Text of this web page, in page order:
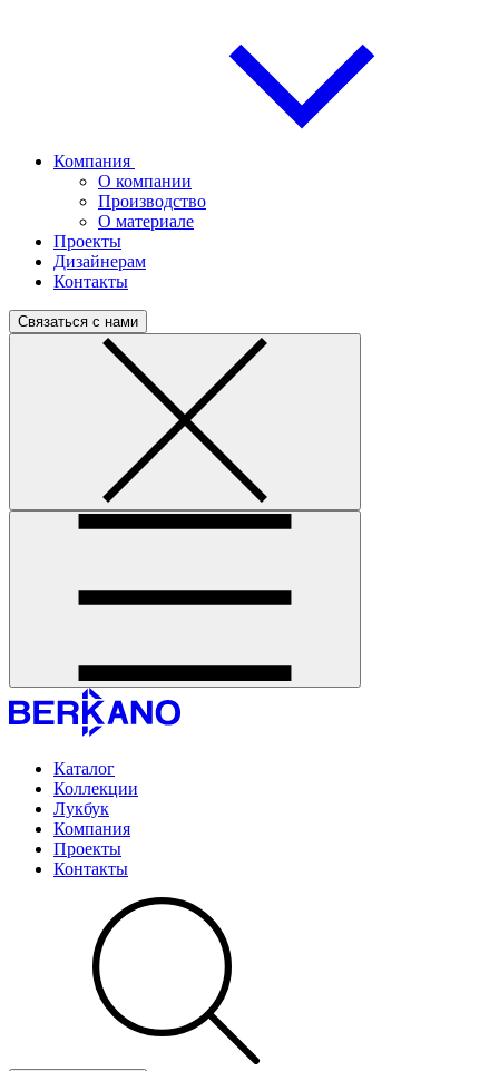
Компания
О компании
Производство
О материале
Проекты
Дизайнерам
Контакты
Связаться с нами
Каталог
Коллекции
Лукбук
Компания
Проекты
Контакты